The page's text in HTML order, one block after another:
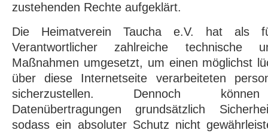
zustehenden Rechte aufgeklärt.
Die Heimatverein Taucha e.V. hat als
Verantwortlicher zahlreiche technische
Maßnahmen umgesetzt, um einen möglichst
über diese Internetseite verarbeiteten
sicherzustellen. Dennoch können
Datenübertragungen grundsätzlich
sodass ein absoluter Schutz nicht